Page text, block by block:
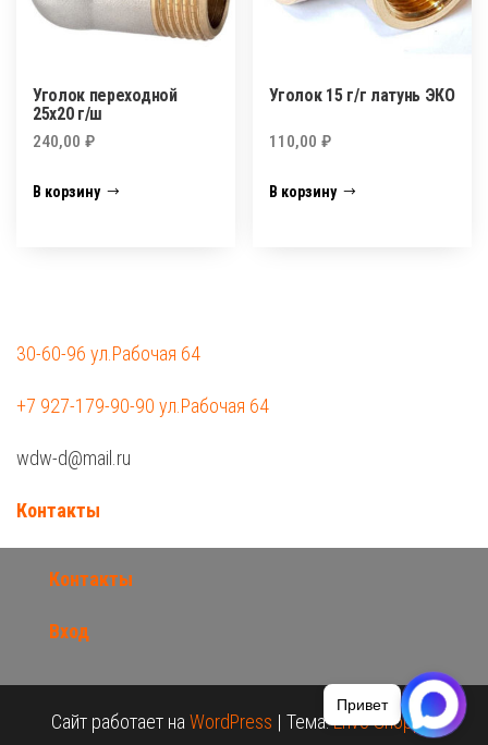
Уголок переходной
25х20 г/ш
240,00 ₽
В корзину
Уголок 15 г/г латунь ЭКО
110,00₽
В корзину
30-60-96 ул.Рабочая 64
+7 927-179-90-90 ул.Рабочая 64
wdw-d@mail.ru
Контакты
Контакты
Вход
Сайт работает на WordPress | Тема:Envo Shopper
Привет